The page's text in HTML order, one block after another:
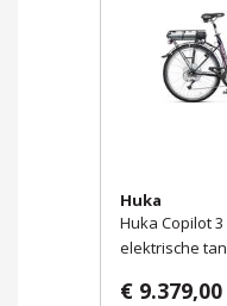
Huka
Huka Copilot
elektrische
€ 9.379,00